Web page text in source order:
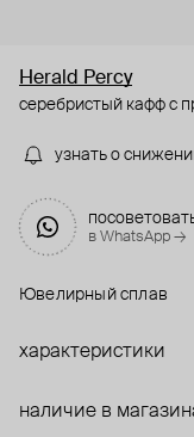
Herald Percy
серебристый кафф с
узнать о
в WhatsApp →
Ювелирный сплав
характеристики
наличие в